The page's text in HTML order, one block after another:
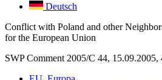
Deutsch
Conflict with Poland and other
for the European Union
SWP Comment 2005/C 44, 15.09.2005,